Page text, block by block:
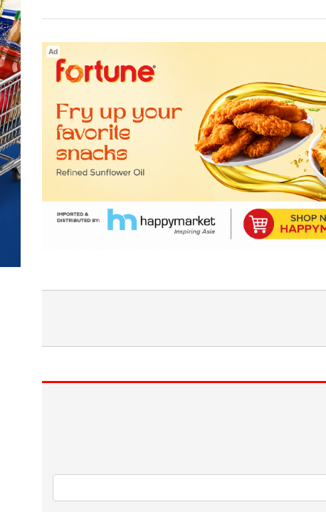
Ad